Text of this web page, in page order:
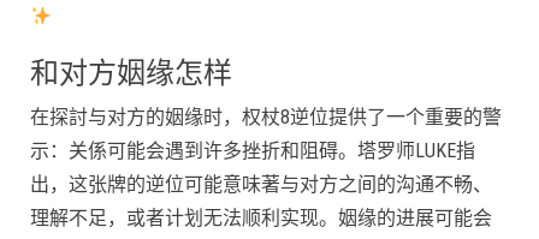
和对方姻缘怎样
在探討与对方的姻缘时，权杖8逆位提供了一个重要的警
示：关係可能会遇到许多挫折和阻碍。塔罗师LUKE指
出，这张牌的逆位可能意味著与对方之间的沟通不畅、
理解不足，或者计划无法顺利实现。姻缘的进展可能会